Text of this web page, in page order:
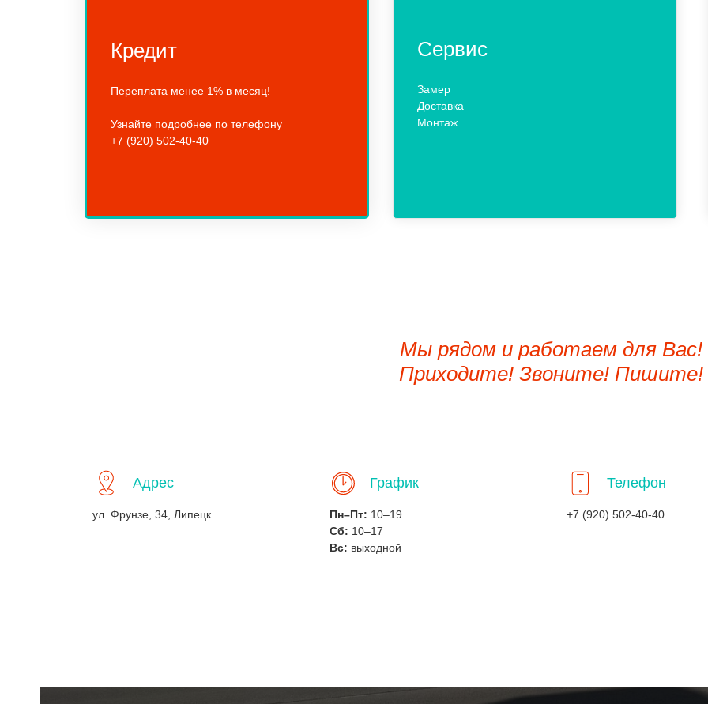
Кредит
Переплата менее 1% в месяц!
Узнайте подробнее по телефону
+7 (920) 502-40-40
Сервис
Замер
Доставка
Монтаж
Мы рядом и работаем для Вас!
Приходите! Звоните! Пишите!
Адрес
ул. Фрунзе, 34, Липецк
График
Пн–Пт: 10–19
Сб: 10–17
Вс: выходной
Телефон
+7 (920) 502-40-40